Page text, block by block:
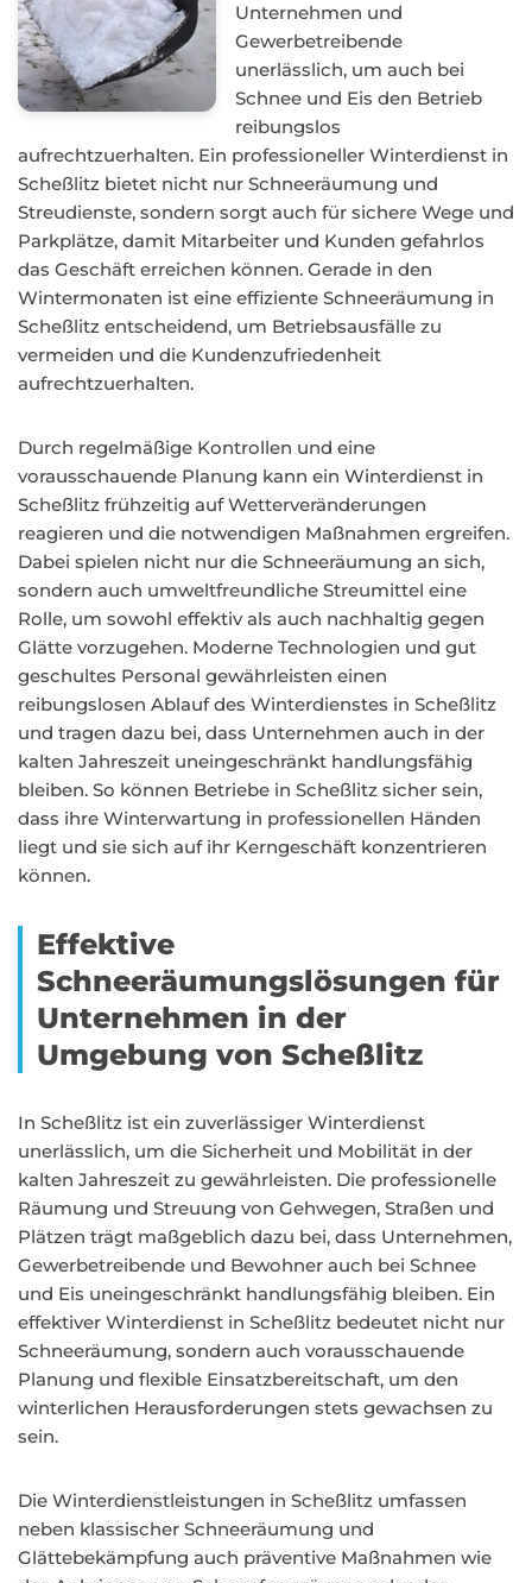
Unternehmen und
Gewerbetreibende
unerlässlich, um auch bei
Schnee und Eis den Betrieb
reibungslos
aufrechtzuerhalten. Ein professioneller Winterdienst in
Scheßlitz bietet nicht nur Schneeräumung und
Streudienste, sondern sorgt auch für sichere Wege und
Parkplätze, damit Mitarbeiter und Kunden gefahrlos
das Geschäft erreichen können. Gerade in den
Wintermonaten ist eine effiziente Schneeräumung in
Scheßlitz entscheidend, um Betriebsausfälle zu
vermeiden und die Kundenzufriedenheit
aufrechtzuerhalten.
Durch regelmäßige Kontrollen und eine
vorausschauende Planung kann ein Winterdienst in
Scheßlitz frühzeitig auf Wetterveränderungen
reagieren und die notwendigen Maßnahmen ergreifen.
Dabei spielen nicht nur die Schneeräumung an sich,
sondern auch umweltfreundliche Streumittel eine
Rolle, um sowohl effektiv als auch nachhaltig gegen
Glätte vorzugehen. Moderne Technologien und gut
geschultes Personal gewährleisten einen
reibungslosen Ablauf des Winterdienstes in Scheßlitz
und tragen dazu bei, dass Unternehmen auch in der
kalten Jahreszeit uneingeschränkt handlungsfähig
bleiben. So können Betriebe in Scheßlitz sicher sein,
dass ihre Winterwartung in professionellen Händen
liegt und sie sich auf ihr Kerngeschäft konzentrieren
können.
Effektive
Schneeräumungslösungen für
Unternehmen in der
Umgebung von Scheßlitz
In Scheßlitz ist ein zuverlässiger Winterdienst
unerlässlich, um die Sicherheit und Mobilität in der
kalten Jahreszeit zu gewährleisten. Die professionelle
Räumung und Streuung von Gehwegen, Straßen und
Plätzen trägt maßgeblich dazu bei, dass Unternehmen,
Gewerbetreibende und Bewohner auch bei Schnee
und Eis uneingeschränkt handlungsfähig bleiben. Ein
effektiver Winterdienst in Scheßlitz bedeutet nicht nur
Schneeräumung, sondern auch vorausschauende
Planung und flexible Einsatzbereitschaft, um den
winterlichen Herausforderungen stets gewachsen zu
sein.
Die Winterdienstleistungen in Scheßlitz umfassen
neben klassischer Schneeräumung und
Glättebekämpfung auch präventive Maßnahmen wie